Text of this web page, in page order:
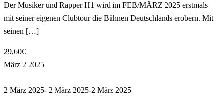
Der Musiker und Rapper H1 wird im FEB/MÄRZ 2025 erstmals
mit seiner eigenen Clubtour die Bühnen Deutschlands erobern. Mit
seinen […]
29,60€
März 2 2025
2 März 2025- 2 März 2025-2 März 2025